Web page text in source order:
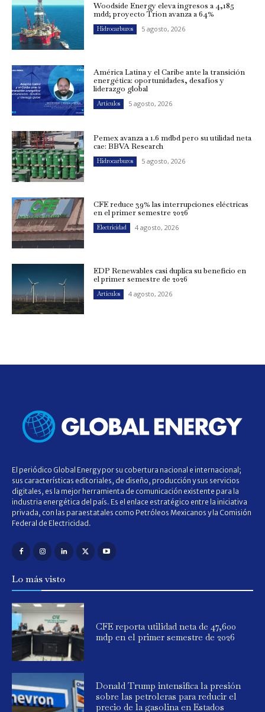
Woodside Energy eleva ingresos a 4,185
mdd; proyecto Trion avanza a 64%
Hidrocarburos 5 agosto, 2026
América Latina y el Caribe ante la transición
energética: oportunidades, desafíos y
liderazgo global
Artículos 5 agosto, 2026
Pemex avanza a 1.6 mdbd pero su utilidad neta
cae: BBVA Research
Hidrocarburos 5 agosto, 2026
CFE reduce 39% las interrupciones eléctricas
en el primer semestre 2026
Electricidad 4 agosto, 2026
EDP Renewables casi duplica su beneficio en
el primer semestre de 2026
Artículos 4 agosto, 2026
El periódico Global Energy por su cobertura nacional e internacional;
sus características editoriales, de diseño, producción y sus servicios
digitales, es la mejor herramienta de comunicación existente para la
industria energética del país. Es el enlace estratégico entre la iniciativa
privada, con las paraestatales como Petróleos Mexicanos y la Comisión
Federal de Electricidad.
Lo más visto
CFE reporta utilidad neta de 47,600
mdp en el primer semestre de 2026
Donald Trump intensifica la presión
sobre las petroleras para reducir el
precio de la gasolina en Estados